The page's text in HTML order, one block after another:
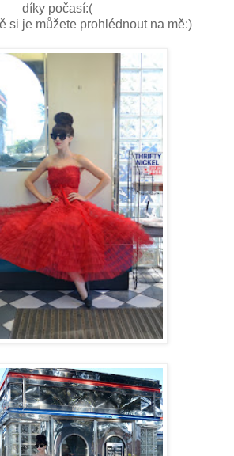
díky počasí:(
si je můžete prohlédnout na mě:)